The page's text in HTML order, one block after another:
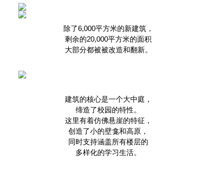
除了6,000平方米的新建筑，
剩余的20,000平方米的面积
大部分都被被改造和翻新。
建筑的核心是一个大中庭，
缔造了校园的特性。
这里有着仿佛悬崖的特征，
创造了小的壁龛和高原，
同时支持涵盖所有楼层的
多样化的学习生活。